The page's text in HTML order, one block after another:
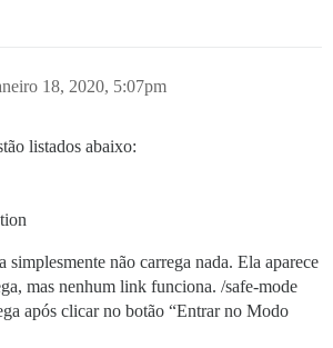
18, 2020, 5:07pm
listados abaixo:
simplesmente não carrega nada. Ela aparece
mas nenhum link funciona. /safe-mode
após clicar no botão “Entrar no Modo